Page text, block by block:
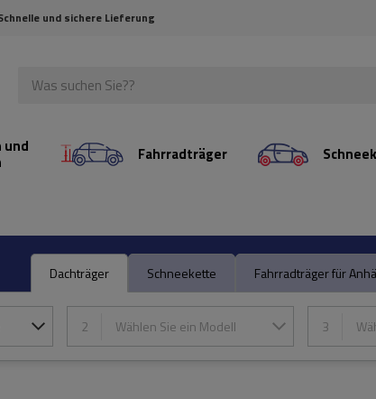
und sichere Lieferung
und Fahrradträger
Dachträger Schneekette Fahrradträger für
2 Wählen Sie ein Modell 3